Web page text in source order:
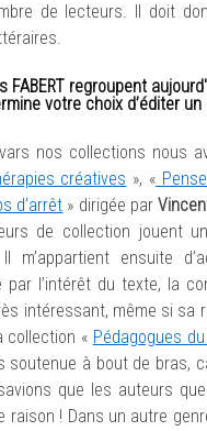
de lecteurs. Il doit
FABERT regroupent
votre choix d’éditer
nos collections nous
créatives », «
d’arrêt » dirigée par
de collection jouent
Il m’appartient ensuite
par l’intérêt du texte, la
intéressant, même si sa
collection « Pédagogues
soutenue à bout de bras,
que les auteurs
raison ! Dans un autre